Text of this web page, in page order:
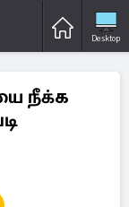
Desktop
நீக்க